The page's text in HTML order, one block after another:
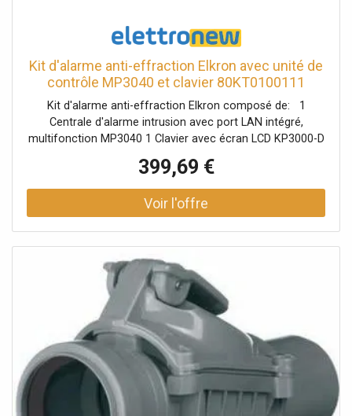
Kit d'alarme anti-effraction Elkron avec unité de
contrôle MP3040 et clavier 80KT0100111
Kit d'alarme anti-effraction Elkron composé de: 1
Centrale d'alarme intrusion avec port LAN intégré,
multifonction MP3040 1 Clavier avec écran LCD KP3000-D
Elkron est réservée exclusivement aux installateurs
certifiés.
399,69 €